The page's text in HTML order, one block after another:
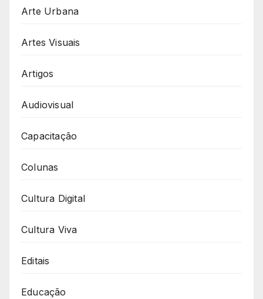
Arte Urbana
Artes Visuais
Artigos
Audiovisual
Capacitação
Colunas
Cultura Digital
Cultura Viva
Editais
Educação